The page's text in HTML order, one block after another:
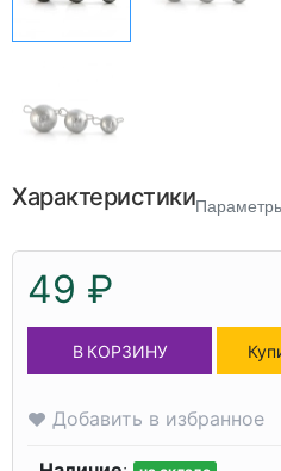
Характеристики
49 ₽
В КОРЗИНУ
Добавить в избранное